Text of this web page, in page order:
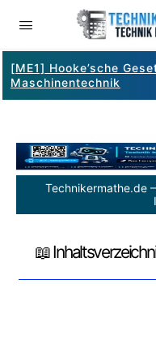
[ME1] Hooke’sche
Maschinentechnik
Technikermathe.de
📖